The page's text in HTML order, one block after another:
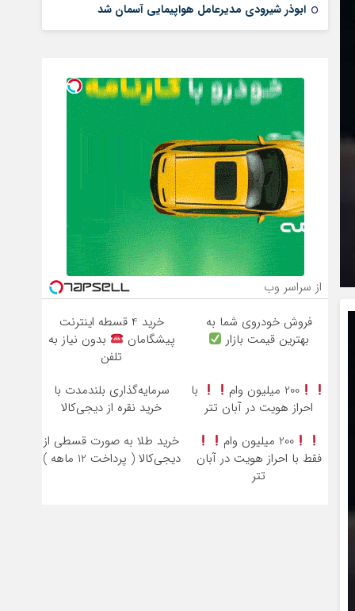
ابوذر شیرودی مدیرعامل هواپیمایی آسمان شد
از سراسر وب
فروش خودروی شما به
بهترین قیمت بازار
خرید 4 قسطه اینترنت
پیشگامان
بدون نیاز به
تلفن
200 میلیون وام
با
احراز هویت در آبان تتر
سرمایه‌گذاری بلندمدت با
خرید نقره از دیجی‌کالا
200 میلیون وام
فقط با احراز هویت در آبان
تتر
خرید طلا به صورت قسطی از
دیجی‌کالا ( پرداخت 12 ماهه )